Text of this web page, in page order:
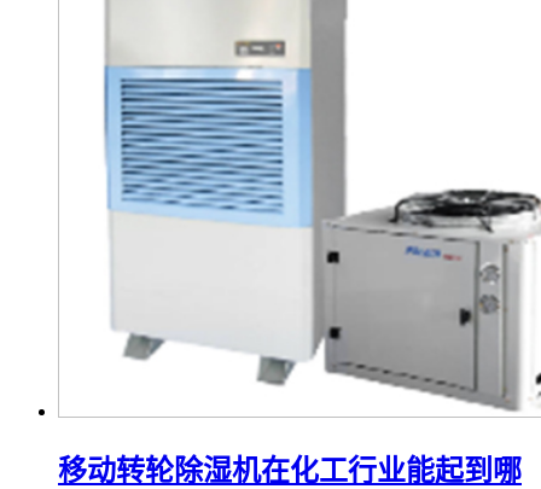
移动转轮除湿机在化工行业能起到哪